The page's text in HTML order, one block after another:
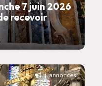
7 juin 2026
recevoir
annonces